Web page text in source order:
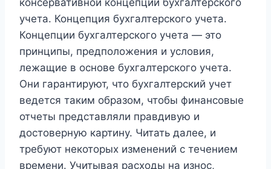
учета. Концепция бухгалтерского учета.
Концепции бухгалтерского учета — это
принципы, предположения и условия,
лежащие в основе бухгалтерского учета.
Они гарантируют, что бухгалтерский учет
ведется таким образом, чтобы финансовые
отчеты представляли правдивую и
достоверную картину. Читать далее, и
требуют некоторых изменений с течением
времени. Учитывая расходы на износ,